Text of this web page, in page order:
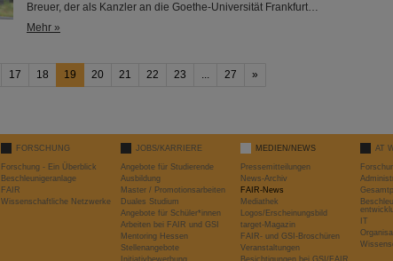
Breuer, der als Kanzler an die Goethe-Universität Frankfurt…
Mehr »
17 18 19 20 21 22 23 ... 27 »
FORSCHUNG
Forschung - Ein Überblick
Beschleunigeranlage
FAIR
Wissenschaftliche Netzwerke
JOBS/KARRIERE
Angebote für Studierende
Ausbildung
Master / Promotionsarbeiten
Duales Studium
Angebote für Schüler*innen
Arbeiten bei FAIR und GSI
Mentoring Hessen
Stellenangebote
Initiativbewerbung
MEDIEN/NEWS
Pressemitteilungen
News-Archiv
FAIR-News
Mediathek
Logos/Erscheinungsbild
target-Magazin
FAIR- und GSI-Broschüren
Veranstaltungen
Besichtigungen bei GSI/FAIR
AT
IT